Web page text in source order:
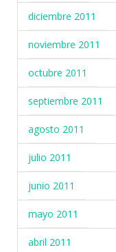
diciembre 2011
noviembre 2011
octubre 2011
septiembre 2011
agosto 2011
julio 2011
junio 2011
mayo 2011
abril 2011